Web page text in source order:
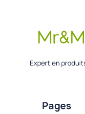
Expert en
Pages